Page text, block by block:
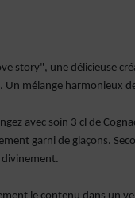
story", une délicieuse
mélange harmonieux
avec soin 3 cl de
garni de glaçons.
divinement.